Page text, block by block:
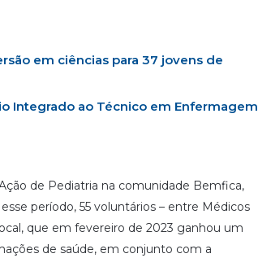
em ciências para 37 jovens de
Integrado ao Técnico em Enfermagem
de Pediatria na comunidade Bemfica,
período, 55 voluntários – entre Médicos
que em fevereiro de 2023 ganhou um
de saúde, em conjunto com a